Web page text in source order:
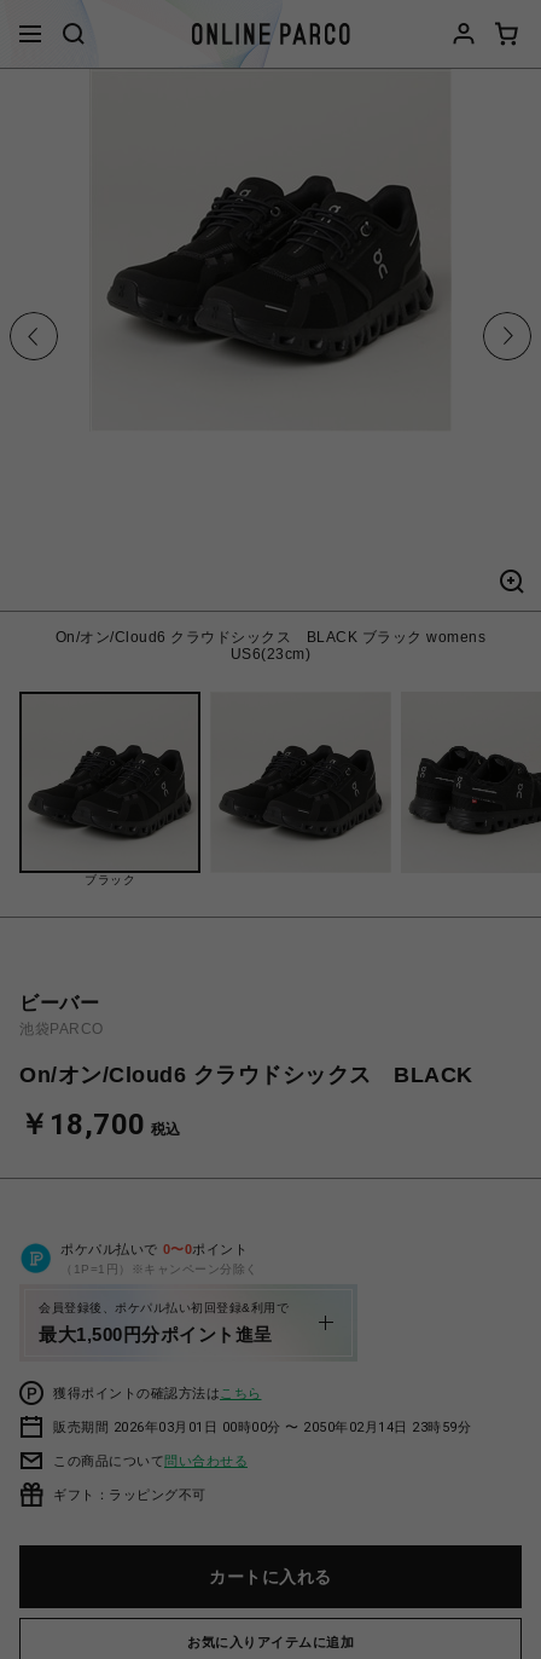
On/オン/Cloud6 クラウドシックス BLACK ブラック womens
US6(23cm)
ブラック
ビーバー
池袋PARCO
On/オン/Cloud6 クラウドシックス BLACK
￥18,700 税込
ポケパル払いで 0〜0ポイント
（1P=1円）※キャンペーン分除く
会員登録後、ポケパル払い初回登録&利用で
最大1,500円分ポイント進呈
獲得ポイントの確認方法は こちら
販売期間 2026年03月01日 00時00分 〜 2050年02月14日 23時59分
この商品について問い合わせる
ギフト：ラッピング不可
カートに入れる
お気に入りアイテムに追加